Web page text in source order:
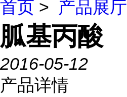
首页 > 产品展厅
胍基丙酸
2016-05-12
产品详情